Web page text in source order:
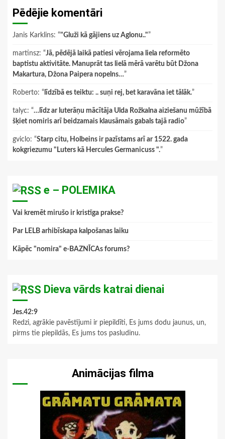
Pēdējie komentāri
Janis Karklins: “"Gluži kā gājiens uz Aglonu.."”
martinsz: “Jā, pēdējā laikā patiesi vērojama liela reformēto
baptistu aktivitāte. Manuprāt tas lielā mērā varētu būt Džona
Makartura, Džona Paipera nopelns…”
Roberto: “ līdzībā es teiktu: .. suņi rej, bet karavāna iet tālāk.”
talyc: “…līdz ar luterāņu mācītāja Ulda Rožkalna aiziešanu mūžībā
šķiet nomiris arī beidzamais klausāmais gabals tajā radio”
gviclo: “Starp citu, Holbeins ir pazīstams arī ar 1522. gada
kokgriezumu "Luters kā Hercules Germanicuss ".”
e – POLEMIKA
Vai kremēt mirušo ir kristīga prakse?
Par LELB arhibīskapa kalpošanas laiku
Kāpēc "nomira" e-BAZNĪCAs forums?
Dieva vārds katrai dienai
Jes.42:9
Redzi, agrākie pavēstījumi ir piepildīti, Es jums dodu jaunus, un,
pirms tie piepildās, Es jums tos pasludinu.
Animācijas filma